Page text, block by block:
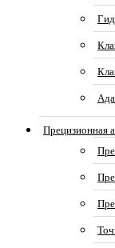
Прецизионная